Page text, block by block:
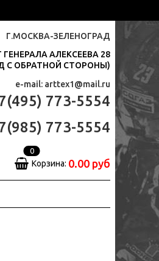
Г.МОСКВА-ЗЕЛЕНОГРАД
ГЕНЕРАЛА АЛЕКСЕЕВА 28
С ОБРАТНОЙ СТОРОНЫ)
e-mail: arttex1@mail.ru
773-5554
773-5554
0
Корзина: 0.00 руб